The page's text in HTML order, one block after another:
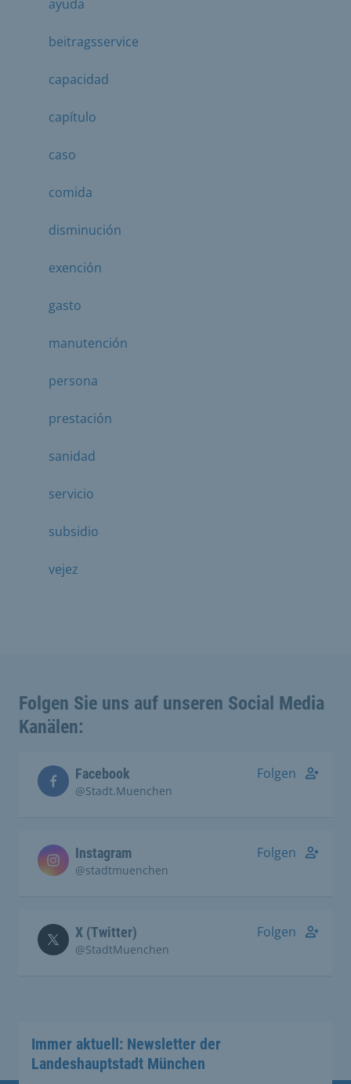
ayuda
beitragsservice
capacidad
capítulo
caso
comida
disminución
exención
gasto
manutención
persona
prestación
sanidad
servicio
subsidio
vejez
Folgen Sie uns auf unseren Social Media
Kanälen:
Facebook
@Stadt.Muenchen
Folgen
Instagram
@stadtmuenchen
Folgen
X (Twitter)
@StadtMuenchen
Folgen
Immer aktuell: Newsletter der
Landeshauptstadt München